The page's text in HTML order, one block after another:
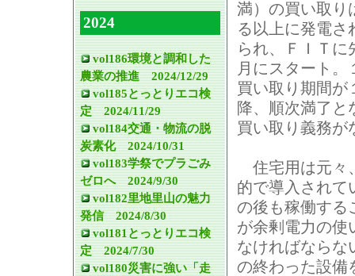
2024
vol186環境と調和した
農業の推進 2024/12/29
vol185とっとりエコ検
定 2024/11/29
vol184交通・物流の脱
炭素化 2024/10/31
vol183学祭でプラごみ
ゼロへ 2024/9/30
vol182里地里山の魅力
発信 2024/8/30
vol181とっとりエコ検
定 2024/7/30
vol180災害に強い「走
満）の買い取り
る以上に発電さ
られ、ＦＩＴに
月にスタート。
買い取り期間が
降、順次満了と
買い取り義務が
住宅用は元々
的で導入されて
の後も稼働する
が余剰電力の使
なければならな
の終わった設備